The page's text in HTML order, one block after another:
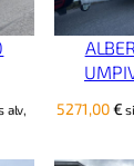
alv,
5271,00€